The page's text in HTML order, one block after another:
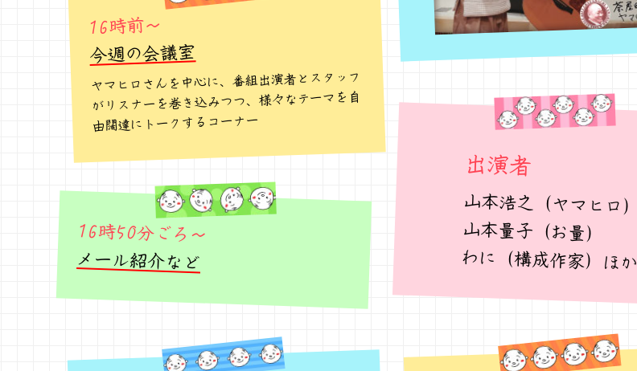
16時前～
今週の会議室
ヤマヒロさんを中心に、番組出演者とスタッフ
がリスナーを巻き込みつつ、様々なテーマを自
由闊達にトークするコーナー
16時50分ごろ～
メール紹介など
出演者
山本浩之（ヤマヒロ）
山本量子（お量）
わに（構成作家）ほか